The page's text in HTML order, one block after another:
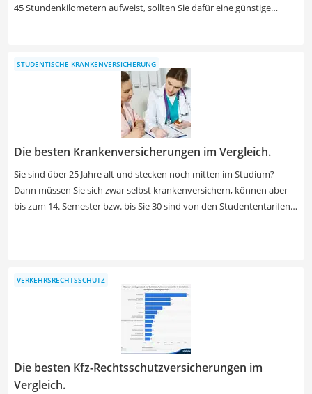
45 Stundenkilometern aufweist, sollten Sie dafür eine günstige
Vergleichstabelle jetzt auch darauf, ob das Gefährt etwa gegen
Marderbisse abgesichert ist. Der Service wird Ihnen zur Verfügung
gestellt von der Check24 GmbH und ihren Beauftragten.
Die besten Krankenversicherungen im Vergleich.
Sie sind über 25 Jahre alt und stecken noch mitten im Studium?
Dann müssen Sie sich zwar selbst krankenversichern, können aber
bis zum 14. Semester bzw. bis Sie 30 sind von den Studententarifen
bei dem teilnehmende Gesellschaften gelistet werden. Ein Service
STUDENTISCHE KRANKENVERSICHERUNG
Die besten Kfz-Rechtsschutzversicherungen im
Vergleich.
VERKEHRSRECHTSSCHUTZ